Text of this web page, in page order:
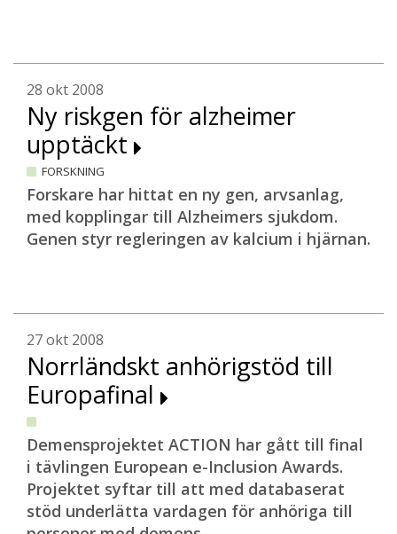
28 okt 2008
Ny riskgen för alzheimer
upptäckt
FORSKNING
Forskare har hittat en ny gen, arvsanlag,
med kopplingar till Alzheimers sjukdom.
Genen styr regleringen av kalcium i hjärnan.
27 okt 2008
Norrländskt anhörigstöd till
Europafinal
Demensprojektet ACTION har gått till final
i tävlingen European e-Inclusion Awards.
Projektet syftar till att med databaserat
stöd underlätta vardagen för anhöriga till